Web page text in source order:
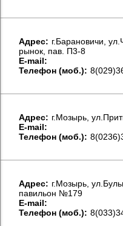
Aдрес: г.Барановичи,
рынок, пав. П3-8
E-mail:
Телефон (моб.):
Aдрес: г.Мозырь,
E-mail:
Телефон (моб.):
Aдрес: г.Мозырь,
павильон №179
E-mail:
Телефон (моб.):